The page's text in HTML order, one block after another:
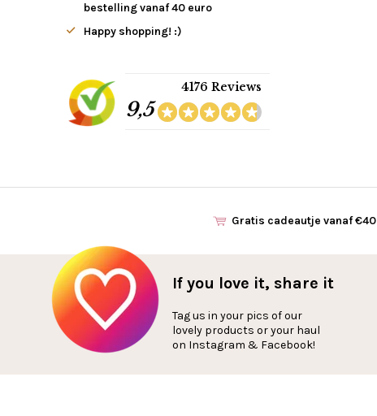
bestelling vanaf 40 euro
Happy shopping! :)
9,5
4176 Reviews
Gratis cadeautje vanaf €40
If you love it, share it
Tag us in your pics of our
lovely products or your haul
on Instagram & Facebook!